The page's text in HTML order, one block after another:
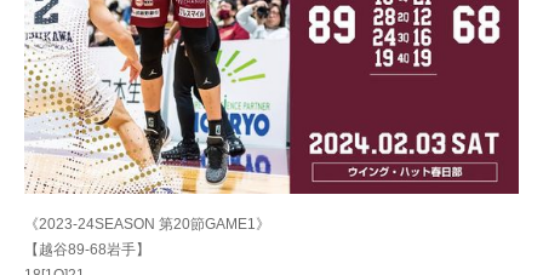
《2023-24SEASON 第20節GAME1》
【越谷89-68岩手】